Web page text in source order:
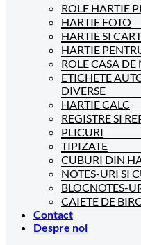
ROLE HARTIE
HARTIE FOTO
HARTIE SI
HARTIE
ROLE CASA DE
ETICHETE
DIVERSE
HARTIE CALC
REGISTRE SI
PLICURI
TIPIZATE
CUBURI DIN
NOTES-URI SI
BLOCNOTES-
CAIETE DE
Contact
Despre noi